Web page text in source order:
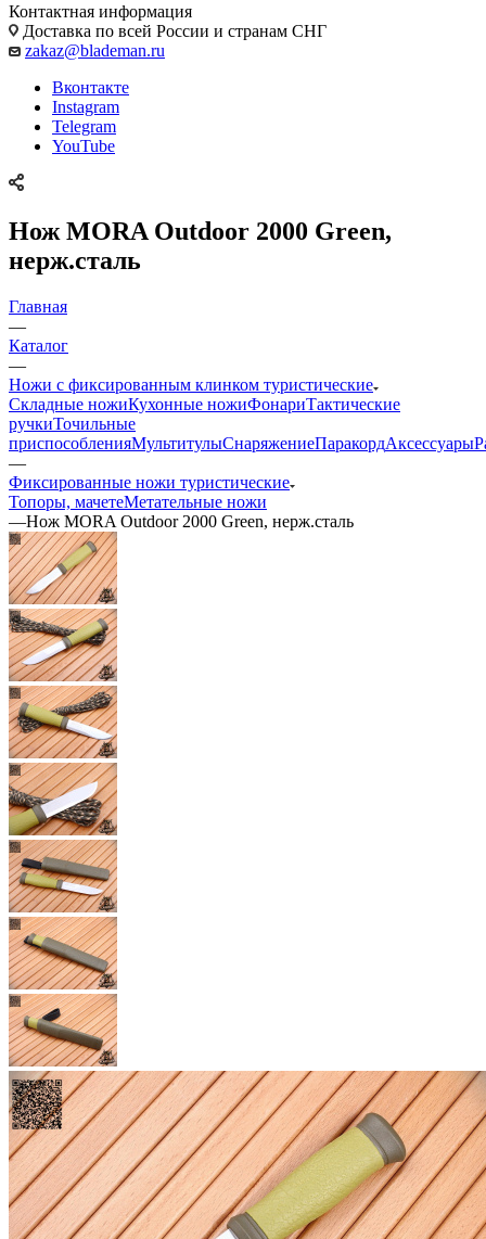
Контактная информация
Доставка по всей России и странам СНГ
zakaz@blademan.ru
Вконтакте
Instagram
Telegram
YouTube
Нож MORA Outdoor 2000 Green,
нерж.сталь
Главная
—
Каталог
—
Ножи с фиксированным клинком туристические
Складные ножиКухонные ножиФонариТактические
ручкиТочильные
приспособленияМультитулыСнаряжениеПаракордАксессуары
—
Фиксированные ножи туристические
Топоры, мачетеМетательные ножи
—Нож MORA Outdoor 2000 Green, нерж.сталь